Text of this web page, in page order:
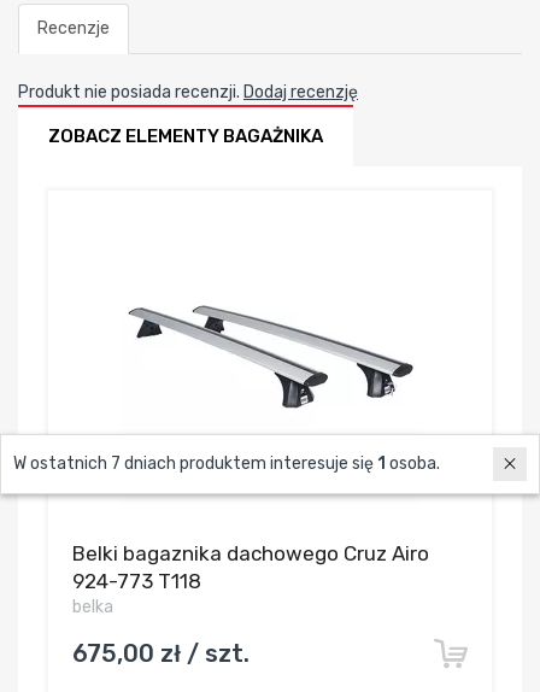
Recenzje
Produkt nie posiada recenzji. Dodaj recenzję
ZOBACZ ELEMENTY BAGAŻNIKA
Belki bagaznika dachowego Cruz Airo
924-773 T118
belka
675,00 zł / szt.
W ostatnich 7 dniach produktem interesuje się 1 osoba.